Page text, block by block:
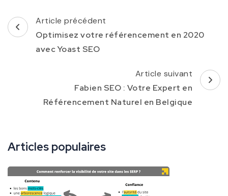
Navigation
d'article
Article précédent
Optimisez votre référencement en 2020
avec Yoast SEO
Article suivant
Fabien SEO : Votre Expert en
Référencement Naturel en Belgique
Articles populaires